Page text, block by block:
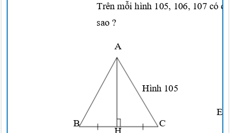
Trênmỗihình 105, 106, 107 có
sao ?
A
Hình 105
C
E
B
H